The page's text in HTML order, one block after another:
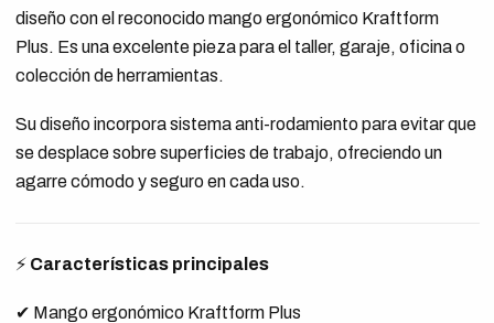
diseño con el reconocido mango ergonómico Kraftform
Plus. Es una excelente pieza para el taller, garaje, oficina o
colección de herramientas.
Su diseño incorpora sistema anti-rodamiento para evitar que
se desplace sobre superficies de trabajo, ofreciendo un
agarre cómodo y seguro en cada uso.
⚡ Características principales
✔ Mango ergonómico Kraftform Plus